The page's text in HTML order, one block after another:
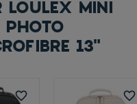
LOULEX MINI
13"
favorite_border favorite_border